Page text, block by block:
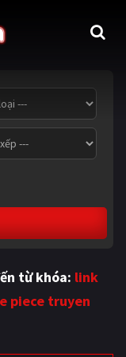
Hình sự
Tài liệu
từ khóa: link
piece truyen